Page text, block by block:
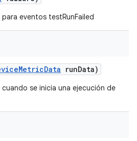
eventos testRunFailed
MetricData runData)
se inicia una ejecución de